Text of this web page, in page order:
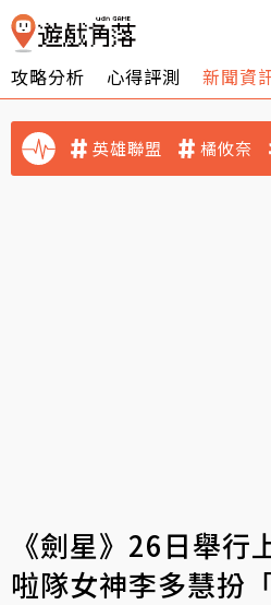
攻略分析 心得評測 新聞資
英雄聯盟 橘攸奈
《劍星》26日舉行
啦隊女神李多慧扮